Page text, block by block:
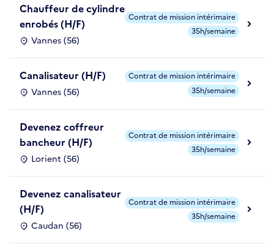
Chauffeur de cylindre
enrobés (H/F)
Vannes (56)
Contrat de mission intérimaire
35h/semaine
Canalisateur (H/F)
Vannes (56)
Contrat de mission intérimaire
35h/semaine
Devenez coffreur
bancheur (H/F)
Lorient (56)
Contrat de mission intérimaire
35h/semaine
Devenez canalisateur
(H/F)
Caudan (56)
Contrat de mission intérimaire
35h/semaine